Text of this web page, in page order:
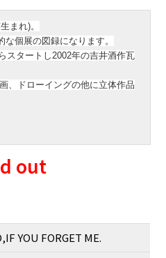
まれ)。
な個展の図録になります。
スタートし2002年の吉井酒作瓦
、ドローイングの他に立体作品
out
YOU FORGET ME.